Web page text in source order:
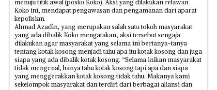
menuju titik awal (posko Koko). Aksi yang dilakukan relawan
Koko ini, mendapat pengawasan dan pengamanan dari aparat
kepolisian.
Ahmad Azadin, yang merupakan salah satu tokoh masyarakat
yang ada dibalik Koko mengatakan, aksi tersebut sengaja
dilakukan agar masyarakat yang selama ini bertanya-tanya
tentang kotak kosong menjadi tahu apa itu kotak kosong dan juga
siapa yang ada dibalik kotak kosong. “Selama inikan masyarakat
tidak mengenal, hanya tahu kotak kosong tapi apa dan siapa
yang menggerakkan kotak kosong tidak tahu. Makanya kami
sekelompok masyarakat dan terdiri dari berbagai aliansi dan